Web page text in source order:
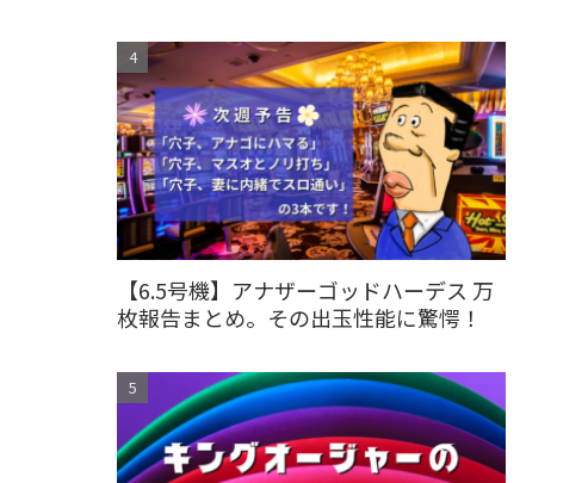
【6.5号機】アナザーゴッドハーデス 万
枚報告まとめ。その出玉性能に驚愕！